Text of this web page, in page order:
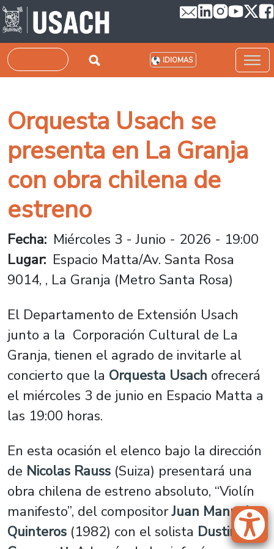
Pasar al contenido principal
Buscar IDIOMAS
Orquesta Usach se
presenta en La Granja
con obra chilena de
estreno
Fecha Miércoles 3 - Junio - 2026 - 19:00
Lugar Espacio Matta/Av. Santa Rosa
9014, , La Granja (Metro Santa Rosa)
El Departamento de Extensión Usach
junto a la Corporación Cultural de La
Granja, tienen el agrado de invitarle al
concierto que la Orquesta Usach ofrecerá
el miércoles 3 de junio en Espacio Matta a
las 19:00 horas.
En esta ocasión el elenco bajo la dirección
de Nicolas Rauss (Suiza) presentará una
obra chilena de estreno absoluto, “Violín
manifesto”, del compositorJuan Manuel
Quinteros (1982) con el solista Dustin